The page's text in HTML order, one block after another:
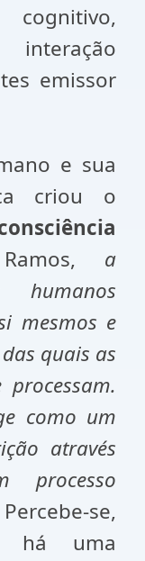
interação
emissor
e sua
criou o
a
mesmos e
quais as
como um
através
processo
se,
há uma